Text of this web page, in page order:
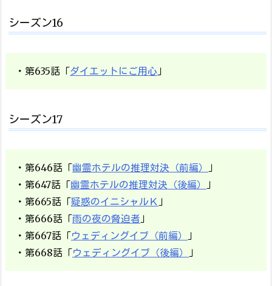
シーズン16
・第635話「ダイエットにご用心」
シーズン17
・第646話「幽霊ホテルの推理対決（前編） 」
・第647話「幽霊ホテルの推理対決（後編） 」
・第665話「疑惑のイニシャルＫ」
・第666話「雨の夜の脅迫者」
・第667話「ウェディングイブ（前編） 」
・第668話「ウェディングイブ（後編） 」